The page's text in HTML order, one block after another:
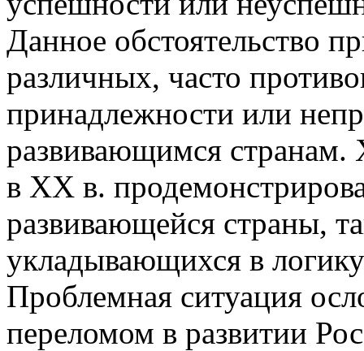
Данное обстоятельство
различных, часто
принадлежности или
развивающимся странам.
в XX в.
развивающейся страны,
укладывающихся в
Проблемная ситуация
переломом в развитии